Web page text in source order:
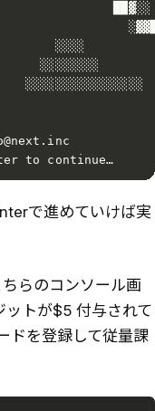
██▓░░
to continue…
で進めていけば実
ちらのコンソール画
ットが$5 付与されて
ドを登録して従量課